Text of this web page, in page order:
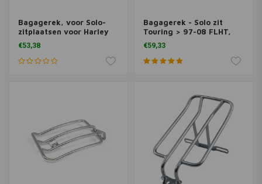
Bagagerek, voor Solo-
zitplaatsen voor Harley
Davidson Sportster 04-20
XL
€53,38
Bagagerek - Solo zit
Touring > 97-08 FLHT,
FLTR, FLHR
€59,33